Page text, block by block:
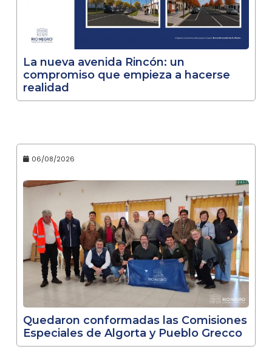
La nueva avenida Rincón: un
compromiso que empieza a hacerse
realidad
06/08/2026
Quedaron conformadas las Comisiones
Especiales de Algorta y Pueblo Grecco